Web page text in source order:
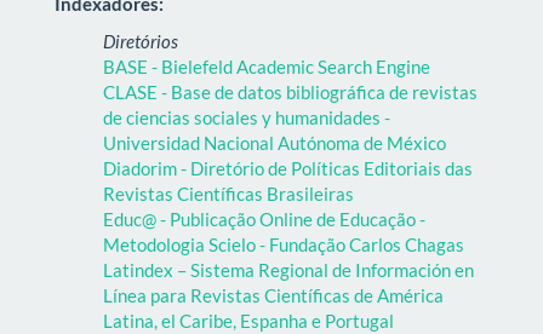
Diretórios
BASE - Bielefeld Academic Search Engine
CLASE - Base de datos bibliográfica de revistas
de ciencias sociales y humanidades -
Universidad Nacional Autónoma de México
Diadorim - Diretório de Políticas Editoriais das
Revistas Científicas Brasileiras
Educ@ - Publicação Online de Educação -
Metodologia Scielo - Fundação Carlos Chagas
Latindex – Sistema Regional de Información en
Línea para Revistas Científicas de América
Latina, el Caribe, Espanha e Portugal